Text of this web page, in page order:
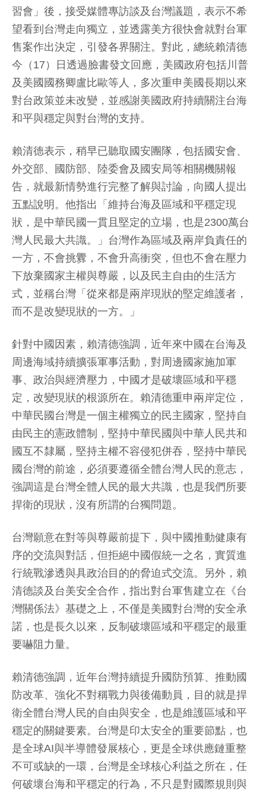
習會」後，接受媒體專訪談及台灣議題，表示不希
望看到台灣走向獨立，並透露美方很快會就對台軍
售案作出決定，引發各界關注。對此，總統賴清德
今（17）日透過臉書發文回應，美國政府包括川普
及美國國務卿盧比歐等人，多次重申美國長期以來
對台政策並未改變，並感謝美國政府持續關注台海
和平與穩定與對台灣的支持。
賴清德表示，稍早已聽取國安團隊，包括國安會、
外交部、國防部、陸委會及國安局等相關機關報
告，就最新情勢進行完整了解與討論，向國人提出
五點說明。他指出「維持台海及區域和平穩定現
狀，是中華民國一貫且堅定的立場，也是2300萬台
灣人民最大共識。」台灣作為區域及兩岸負責任的
一方，不會挑釁，不會升高衝突，但也不會在壓力
下放棄國家主權與尊嚴，以及民主自由的生活方
式，並稱台灣「從來都是兩岸現狀的堅定維護者，
而不是改變現狀的一方。」
針對中國因素，賴清德強調，近年來中國在台海及
周邊海域持續擴張軍事活動，對周邊國家施加軍
事、政治與經濟壓力，中國才是破壞區域和平穩
定，改變現狀的根源所在。賴清德重申兩岸定位，
中華民國台灣是一個主權獨立的民主國家，堅持自
由民主的憲政體制，堅持中華民國與中華人民共和
國互不隸屬，堅持主權不容侵犯併吞，堅持中華民
國台灣的前途，必須要遵循全體台灣人民的意志，
強調這是台灣全體人民的最大共識，也是我們所要
捍衛的現狀，沒有所謂的台獨問題。
台灣願意在對等與尊嚴前提下，與中國推動健康有
序的交流與對話，但拒絕中國假統一之名，實質進
行統戰滲透與具政治目的的脅迫式交流。另外，賴
清德談及台美安全合作，指出對台軍售建立在《台
灣關係法》基礎之上，不僅是美國對台灣的安全承
諾，也是長久以來，反制破壞區域和平穩定的最重
要嚇阻力量。
賴清德強調，近年台灣持續提升國防預算、推動國
防改革、強化不對稱戰力與後備動員，目的就是捍
衛全體台灣人民的自由與安全，也是維護區域和平
穩定的關鍵要素。台灣是印太安全的重要節點，也
是全球AI與半導體發展核心，更是全球供應鏈重整
不可或缺的一環，台灣是全球核心利益之所在，任
何破壞台海和平穩定的行為，不只是對國際規則與